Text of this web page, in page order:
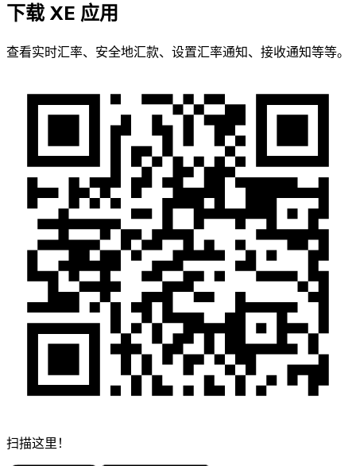
下载 XE 应用
查看实时汇率、安全地汇款、设置汇率通知、接收通知等等。
扫描这里！